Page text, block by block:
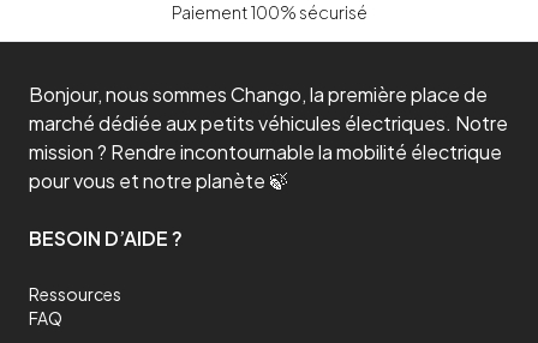
Paiement 100% sécurisé
Bonjour, nous sommes Chango, la première place de
marché dédiée aux petits véhicules électriques. Notre
mission ? Rendre incontournable la mobilité électrique
pour vous et notre planète 🍃
BESOIN D’AIDE ?
Ressources
FAQ